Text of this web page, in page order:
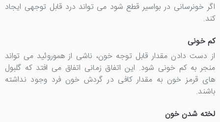
اگر خونرسانی در بواسیر قطع شود می تواند درد قابل توجهی ایجاد
کند.
کم خونی
از دست دادن مقدار قابل توجه خون، ناشی از هموروئید می تواند
منجر به کم خونی شود. این اتفاق زمانی اتفاق می افتد که گلبول
های قرمز خون به مقدار کافی در گردش خون فرد وجود نداشته
باشند.
لخته شدن خون